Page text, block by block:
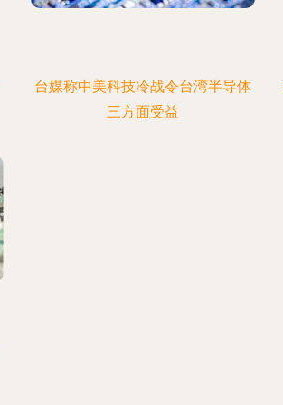
台媒称中美科技冷战令台湾半导体
三方面受益